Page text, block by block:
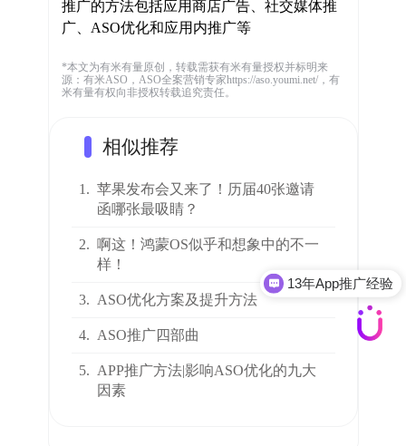
推广的方法包括应用商店广告、社交媒体推
广、ASO优化和应用内推广等
*本文为有米有量原创，转载需获有米有量授权并标明来
源：有米ASO，ASO全案营销专家https://aso.youmi.net/，有
米有量有权向非授权转载追究责任。
相似推荐
1. 苹果发布会又来了！历届40张邀请
函哪张最吸睛？
2. 啊这！鸿蒙OS似乎和想象中的不一
样！
3. ASO优化方案及提升方法
4. ASO推广四部曲
5. APP推广方法|影响ASO优化的九大
因素
13年App推广经验